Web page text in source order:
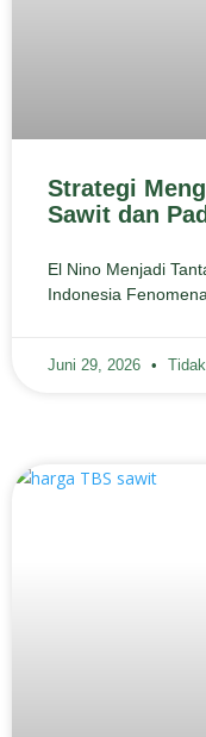
Strategi
Sawit dan
El Nino Menjadi
Indonesia
Juni 29, 2026